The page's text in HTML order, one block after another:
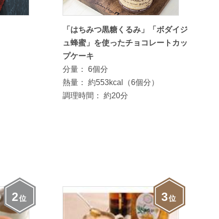
「はちみつ黒糖くるみ」「ボダイジ
ュ蜂蜜」を使ったチョコレートカッ
プケーキ
分量：
6個分
熱量：
約553kcal（6個分）
調理時間：
約20分
2位 3位